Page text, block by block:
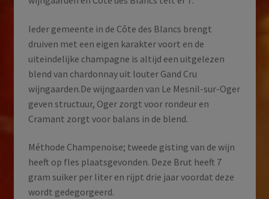
Ieder gemeente in de Côte des Blancs brengt
druiven met een eigen karakter voort en de
uiteindelijke champagne is altijd een uitgelezen
blend van chardonnay uit louter Gand Cru
wijngaarden.De wijngaarden van Le Mesnil-sur-Oger
geven structuur, Oger zorgt voor rondeur en
Cramant zorgt voor balans in de blend.
Méthode Champenoise; tweede gisting van de wijn
heeft op fles plaatsgevonden. Deze Brut heeft 7
gram suiker per liter en rijpt drie jaar voordat deze
wordt gedegorgeerd.